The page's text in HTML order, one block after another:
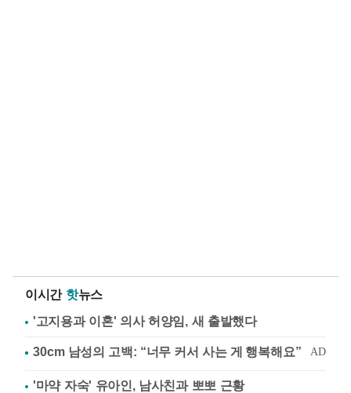
이시간 핫뉴스
'고지용과 이혼' 의사 허양임, 새 출발했다
'마약 자숙' 유아인, 남사친과 뽀뽀 근황